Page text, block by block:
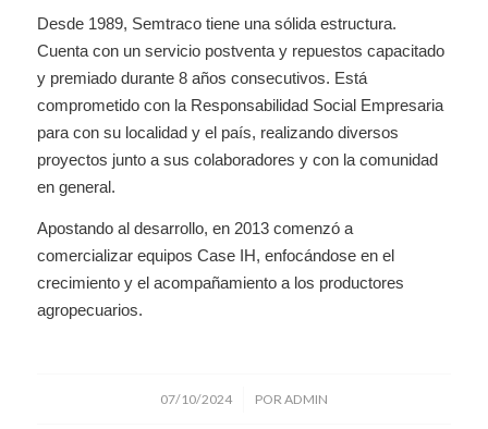
Desde 1989, Semtraco tiene una sólida estructura.
Cuenta con un servicio postventa y repuestos capacitado
y premiado durante 8 años consecutivos. Está
comprometido con la Responsabilidad Social Empresaria
para con su localidad y el país, realizando diversos
proyectos junto a sus colaboradores y con la comunidad
en general.
Apostando al desarrollo, en 2013 comenzó a
comercializar equipos Case IH, enfocándose en el
crecimiento y el acompañamiento a los productores
agropecuarios.
07/10/2024
/ POR ADMIN